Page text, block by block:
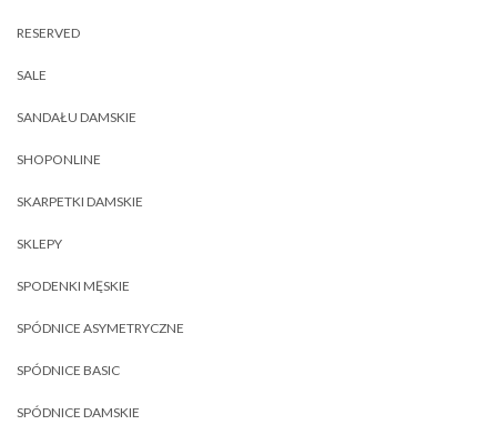
RESERVED
SALE
SANDAŁU DAMSKIE
SHOPONLINE
SKARPETKI DAMSKIE
SKLEPY
SPODENKI MĘSKIE
SPÓDNICE ASYMETRYCZNE
SPÓDNICE BASIC
SPÓDNICE DAMSKIE